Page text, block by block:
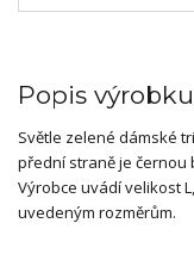
Popis výrobku
Světle zelené dámské
přední straně je černou
Výrobce uvádí velikost
uvedeným rozměrům.